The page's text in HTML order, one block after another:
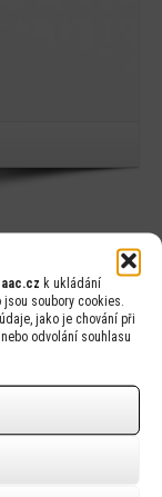
k ukládání
soubory cookies.
jako je chování při
odvolání souhlasu